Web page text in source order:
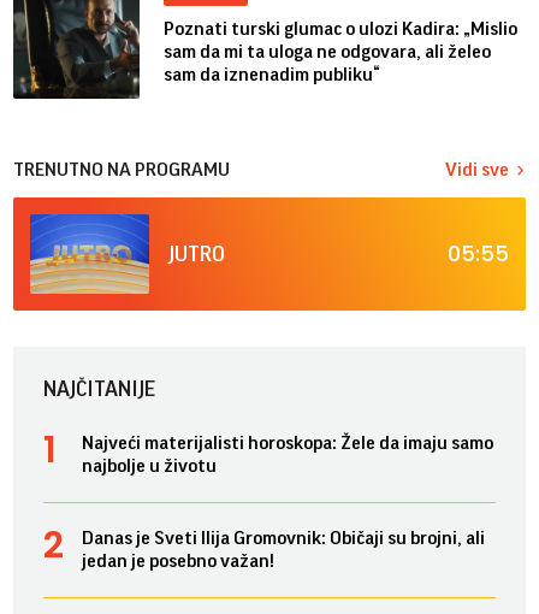
Poznati turski glumac o ulozi Kadira: „Mislio
sam da mi ta uloga ne odgovara, ali želeo
sam da iznenadim publiku“
TRENUTNO NA PROGRAMU Vidi sve
JUTRO 05:55
NAJČITANIJE
Najveći materijalisti horoskopa: Žele da imaju samo
najbolje u životu
Danas je Sveti Ilija Gromovnik: Običaji su brojni, ali
jedan je posebno važan!